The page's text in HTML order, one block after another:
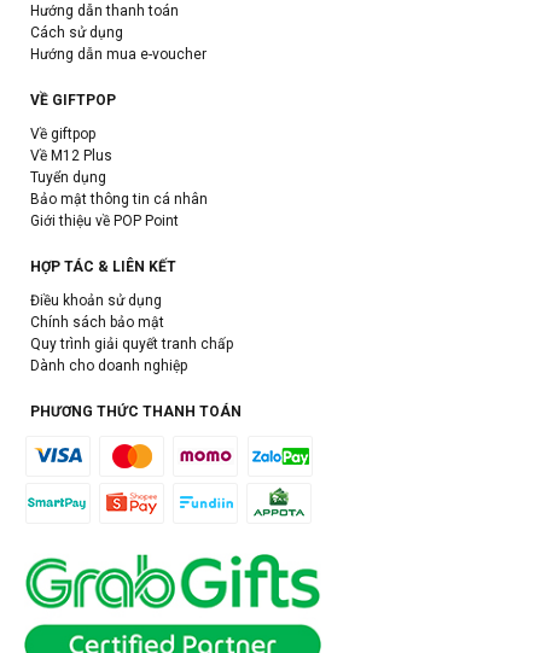
Hướng dẫn thanh toán
Cách sử dụng
Hướng dẫn mua e-voucher
VỀ GIFTPOP
Về giftpop
Về M12 Plus
Tuyển dụng
Bảo mật thông tin cá nhân
Giới thiệu về POP Point
HỢP TÁC & LIÊN KẾT
Điều khoản sử dụng
Chính sách bảo mật
Quy trình giải quyết tranh chấp
Dành cho doanh nghiệp
PHƯƠNG THỨC THANH TOÁN